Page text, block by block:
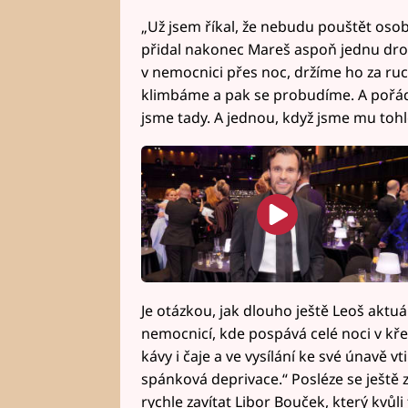
„Už jsem říkal, že nebudu pouštět
přidal nakonec Mareš aspoň jednu
v nemocnici přes noc, držíme ho za
klimbáme a pak se probudíme. A
jsme tady. A jednou, když jsme mu
Je otázkou, jak dlouho ještě Leoš
nemocnicí, kde pospává celé noci v
kávy i čaje a ve vysílání ke své únavě
spánková deprivace.“ Posléze se
rychle zavítat Libor Bouček, který